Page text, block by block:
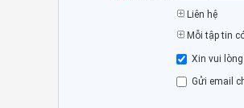
Liên hệ
Mỗi tập tin
Xin vui
Gửi email